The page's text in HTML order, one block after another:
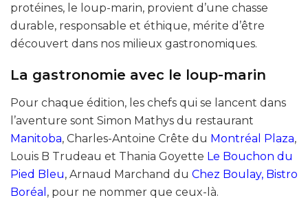
protéines, le loup-marin, provient d’une chasse
durable, responsable et éthique, mérite d’être
découvert dans nos milieux gastronomiques.
La gastronomie avec le loup-marin
Pour chaque édition, les chefs qui se lancent dans
l’aventure sont Simon Mathys du restaurant
Manitoba, Charles-Antoine Crête du Montréal Plaza,
Louis B Trudeau et Thania Goyette Le Bouchon du
Pied Bleu, Arnaud Marchand du Chez Boulay, Bistro
Boréal , pour ne nommer que ceux-là.